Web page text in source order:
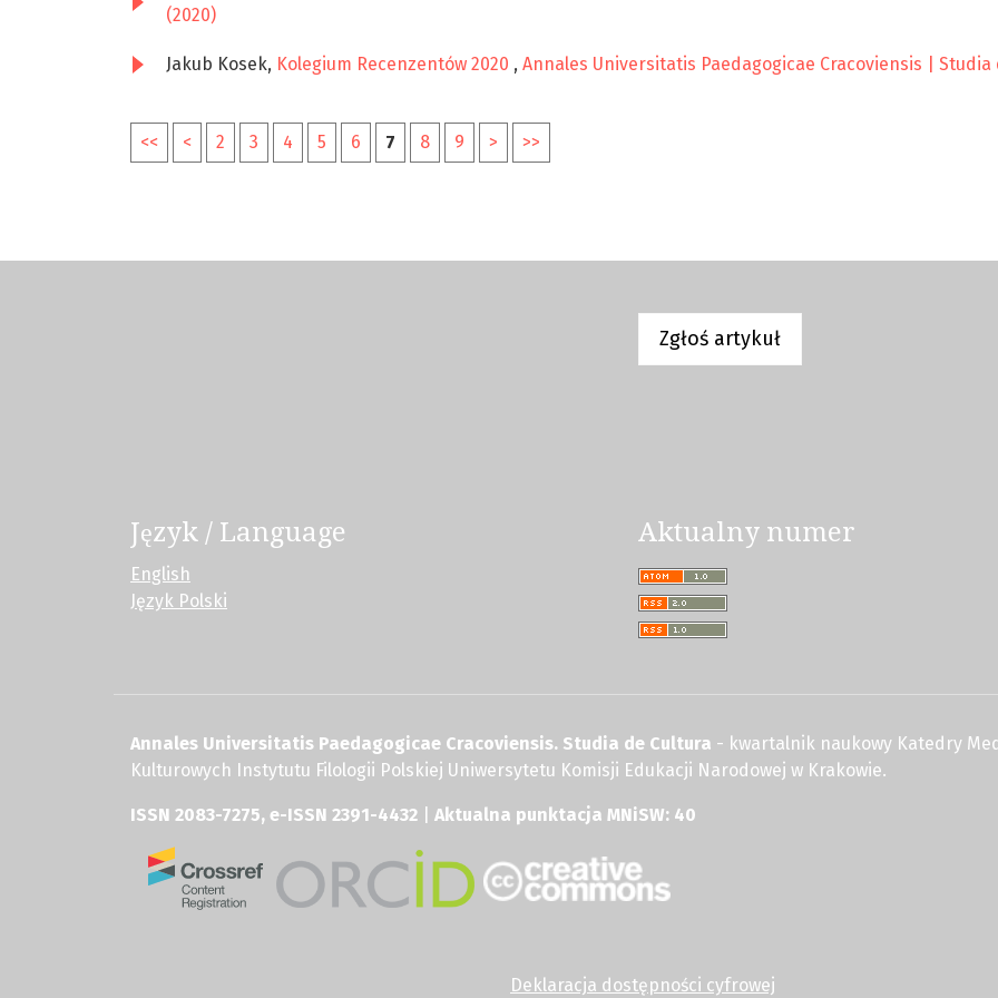
(2020)
Jakub Kosek, Kolegium Recenzentów 2020 , Annales Universitatis Paedagogicae Cracoviensis | Studia
<< < 2 3 4 5 6 7 8 9 > >>
Zgłoś artykuł
Język / Language
English
Język Polski
Aktualny numer
Annales Universitatis Paedagogicae Cracoviensis. Studia de Cultura - kwartalnik naukowy Katedry
Kulturowych Instytutu Filologii Polskiej Uniwersytetu Komisji Edukacji Narodowej w Krakowie.
ISSN 2083-7275, e-ISSN 2391-4432 Aktualna punktacja MNiSW: 40
Deklaracja dostępności cyfrowej